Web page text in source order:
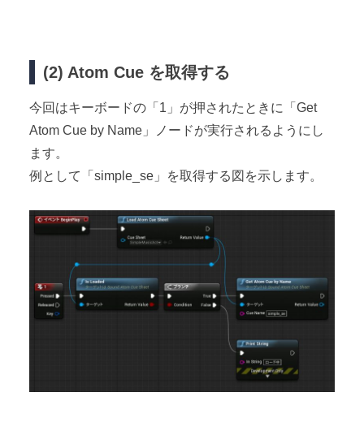
(2) Atom Cue を取得する
今回はキーボードの「1」が押されたときに「Get
Atom Cue by Name」ノードが実行されるようにし
ます。
例として「simple_se」を取得する図を示します。